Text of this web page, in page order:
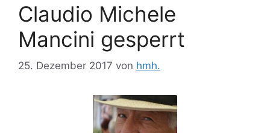
Claudio Michele
Mancini gesperrt
25. Dezember 2017 von hmh.